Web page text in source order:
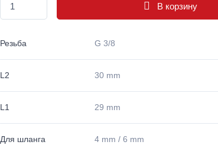
В корзину
Резьба G 3/8
L2 30 mm
L1 29 mm
Для шланга 4 mm / 6 mm